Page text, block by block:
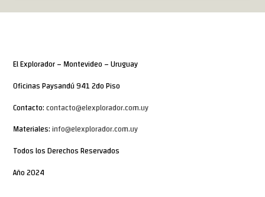
El Explorador – Montevideo – Uruguay
Oficinas Paysandú 941 2do Piso
Contacto:contacto@elexplorador.com.uy
Materiales:info@elexplorador.com.uy
Todos los Derechos Reservados
Año 2024